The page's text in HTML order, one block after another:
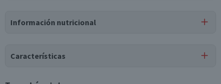
Información nutricional
Características
Tipo de Producto